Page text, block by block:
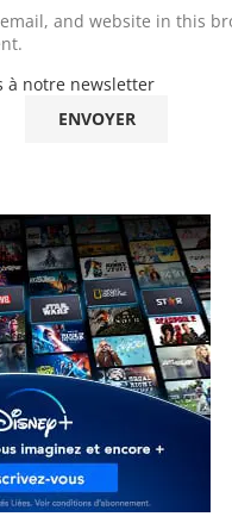
and website in this
à notre newsletter